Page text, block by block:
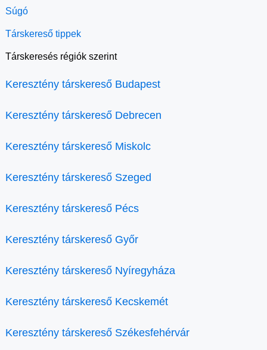
Súgó
Társkereső tippek
Társkeresés régiók szerint
Keresztény társkereső Budapest
Keresztény társkereső Debrecen
Keresztény társkereső Miskolc
Keresztény társkereső Szeged
Keresztény társkereső Pécs
Keresztény társkereső Győr
Keresztény társkereső Nyíregyháza
Keresztény társkereső Kecskemét
Keresztény társkereső Székesfehérvár